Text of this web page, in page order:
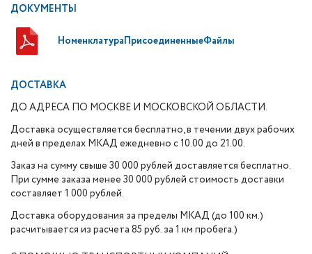
ДОКУМЕНТЫ
НоменклатураПрисоединенныеФайлы
ДОСТАВКА
ДО АДРЕСА ПО МОСКВЕ И МОСКОВСКОЙ ОБЛАСТИ.
Доставка осуществляется бесплатно, в течении двух рабочих
дней в пределах МКАД ежедневно с 10.00 до 21.00.
Заказ на сумму свыше 30 000 рублей доставляется бесплатно.
При сумме заказа менее 30 000 рублей стоимость доставки
составляет 1 000 рублей.
Доставка оборудования за пределы МКАД (до 100 км.)
расчитывается из расчета 85 руб. за 1 км пробега.)